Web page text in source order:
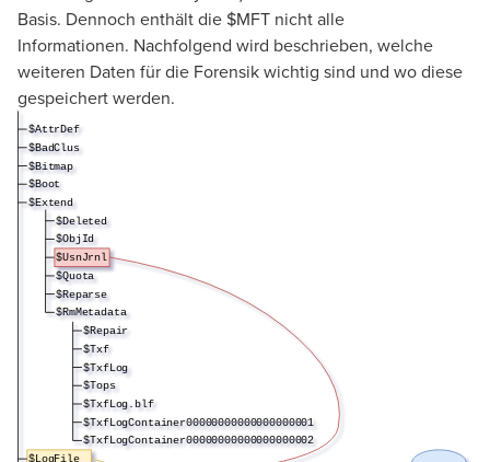
Basis. Dennoch enthält die $MFT nicht alle
Informationen. Nachfolgend wird beschrieben, welche
weiteren Daten für die Forensik wichtig sind und wo diese
gespeichert werden.